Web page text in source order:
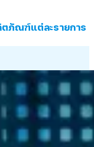
ภัณฑ์แต่ละรายการ